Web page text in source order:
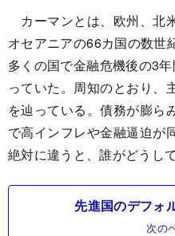
カーマンとは、欧州、北
オセアニアの66カ国の数世
多くの国で金融危機後の3
っていた。周知のとおり、
を辿っている。債務が膨ら
で高インフレや金融逼迫が
絶対に違うと、誰がどうし
先進国のデフォ
次の